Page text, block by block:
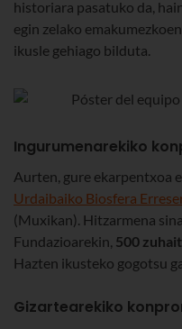
historiara pasatuko da,
egin zelako
ikusle gehiago bilduta.
Ingurumenarekiko
Aurten, gure ekarpentxoa
Urdaibaiko Biosfera
(Muxikan). Hitzarmena
Fundazioarekin, 500
Hazten ikusteko gogotsu
Gizartearekiko